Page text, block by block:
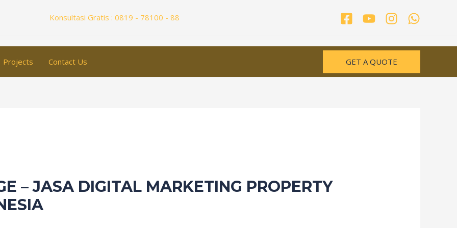
Konsultasi Gratis : 0819 - 78100 - 88
Projects Contact Us GET A QUOTE
– JASA DIGITAL MARKETING PROPERTY